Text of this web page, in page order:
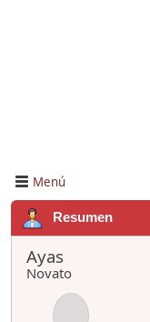
Menú
Resumen
Ayas
Novato